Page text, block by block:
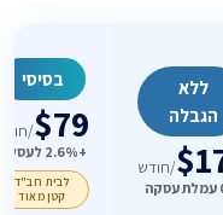
ללא
הגבלה
/חודש
בסיסי
$79
/
+2.6% לעסקה
לבית חב"ד
קטן מאוד